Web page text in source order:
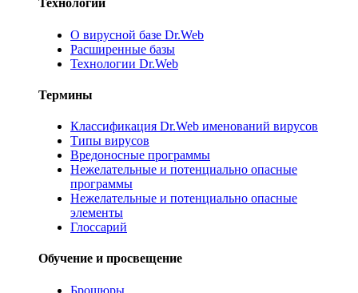
Технологии
О вирусной базе Dr.Web
Расширенные базы
Технологии Dr.Web
Термины
Классификация Dr.Web именований вирусов
Типы вирусов
Вредоносные программы
Нежелательные и потенциально опасные
программы
Нежелательные и потенциально опасные
элементы
Глоссарий
Обучение и просвещение
Брошюры